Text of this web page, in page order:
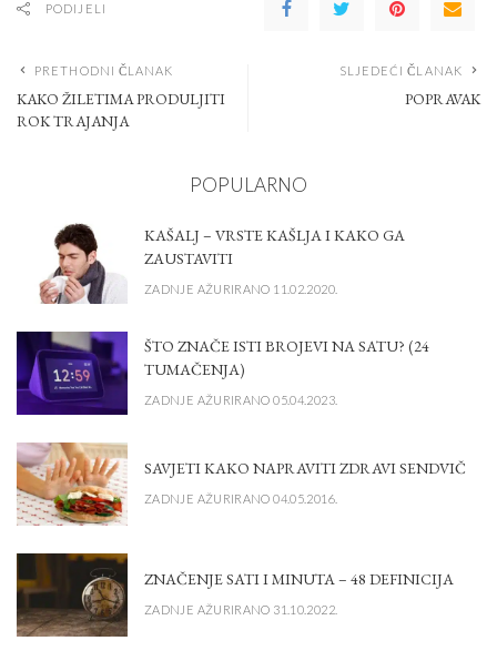
PODIJELI
PRETHODNI ČLANAK
KAKO ŽILETIMA PRODULJITI
ROK TRAJANJA
SLJEDEĆI ČLANAK
POPRAVAK
POPULARNO
KAŠALJ – VRSTE KAŠLJA I KAKO GA
ZAUSTAVITI
ZADNJE AŽURIRANO 11.02.2020.
ŠTO ZNAČE ISTI BROJEVI NA SATU? (24
TUMAČENJA)
ZADNJE AŽURIRANO 05.04.2023.
SAVJETI KAKO NAPRAVITI ZDRAVI SENDVIČ
ZADNJE AŽURIRANO 04.05.2016.
ZNAČENJE SATI I MINUTA – 48 DEFINICIJA
ZADNJE AŽURIRANO 31.10.2022.